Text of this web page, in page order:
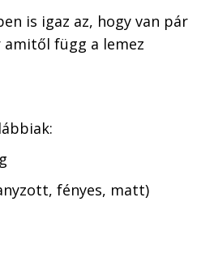
is igaz az, hogy van pár
függ a lemez
fényes, matt)